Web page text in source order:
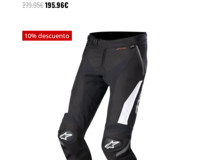
279.95€El
era:
195.96€El
es:
195.96€.
10% descuento